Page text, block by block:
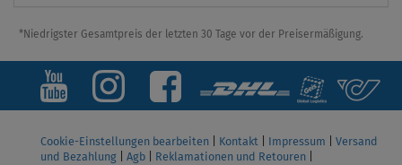
*Niedrigster Gesamtpreis der letzten 30 Tage vor der Preisermäßigung.
Cookie-Einstellungen bearbeiten Kontakt Impressum
Versand
und Bezahlung
Agb Reklamationen und Retouren